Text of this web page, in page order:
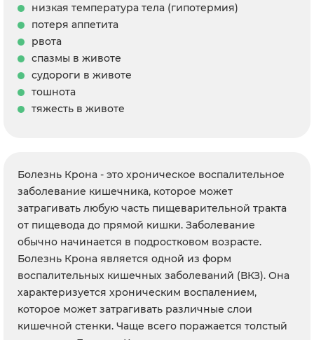
низкая температура тела (гипотермия)
потеря аппетита
рвота
спазмы в животе
судороги в животе
тошнота
тяжесть в животе
Болезнь Крона - это хроническое воспалительное
заболевание кишечника, которое может
затрагивать любую часть пищеварительной тракта
от пищевода до прямой кишки. Заболевание
обычно начинается в подростковом возрасте.
Болезнь Крона является одной из форм
воспалительных кишечных заболеваний (ВКЗ). Она
характеризуется хроническим воспалением,
которое может затрагивать различные слои
кишечной стенки. Чаще всего поражается толстый